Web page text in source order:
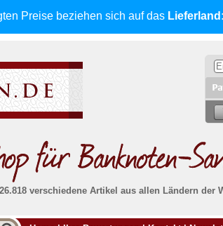
Preise beziehen sich auf das Lieferland :
verschiedene Artikel aus allen Ländern der